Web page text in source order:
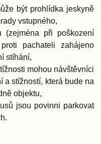
být prohlídka jeskyně
vstupného,
(zejména při poškození
pachateli zahájeno
stíhání,
mohou návštěvníci
a stížností, která bude na
objektu,
jsou povinni parkovat